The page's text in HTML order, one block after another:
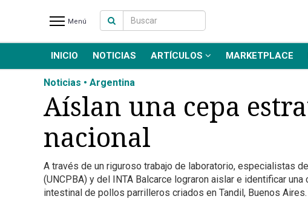
NOTICIAS RECIENTES
NOTICIAS
ARTÍCULOS
PRODUCCIÓN
PRODUCTO
NUEVOS PRODUCTOS
Menú
INICIO NOTICIAS ARTÍCULOS MARKETPLACE
Noticias • Argentina
Aíslan una cepa
nacional
A través de un riguroso trabajo de laboratorio, especialistas
(UNCPBA) y del INTA Balcarce lograron aislar e identificar
intestinal de pollos parrilleros criados en Tandil, Buenos Aires.